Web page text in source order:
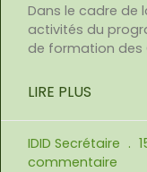
Dans le cadre de
activités du
de formation des
LIRE PLUS
IDID Secrétaire
commentaire